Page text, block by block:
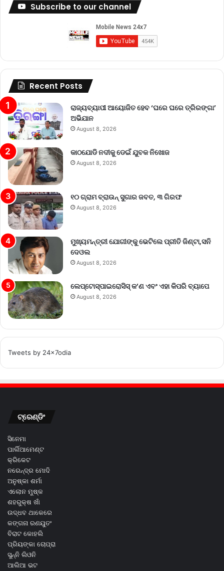
Subscribe to our channel
Recent Posts
ରାଜ୍ୟବ୍ୟାପୀ ଆୟୋଜିତ ହେବ ‘ଘରେ ଘରେ ତ୍ରିରଙ୍ଗା’
ଅଭିଯାନ
August 8, 2026
କାଠଯୋଡି ନଦୀକୁ ଡେଇଁ ଯୁବକ ନିଖୋଜ
August 8, 2026
୧୦ ଗ୍ରାମ ବ୍ରାଉନ୍ ସୁଗାର ଜବତ, ୩ ଗିରଫ
August 8, 2026
ମୁଖ୍ୟମନ୍ତ୍ରୀ ଯୋଗୀଙ୍କୁ ଭେଟିଲେ ପ୍ରୀତି ଜିଣ୍ଟା,ସନି
ଦେଓଲ
August 8, 2026
ଲେପ୍ଟୋସ୍ପାଇରୋସିସ୍ କ’ଣ ଏବଂ ଏହା କିପରି ବ୍ୟାପେ
August 8, 2026
Tweets by 24x7odia
ଟ୍ରେଣ୍ଡିଂ
ସିନେମା
ପାର୍ଲିଆମେଣ୍ଟ
କ୍ରିକେଟ
ନରେନ୍ଦ୍ର ମୋଦି
ଅନୁଷ୍କା ଶର୍ମା
ଏଲୋନ ମୁଷ୍କ
ଶହରୁକ୍ଷ ଖାଁ
ଉଦ୍ଧବ ଥାକେରେ
କଙ୍ଗନା ରଣୟୁତଂ
ବିରାଟ କୋହଲି
ପ୍ରିୟଙ୍କା ଚୋପ୍ରା
ସୁନ୍ନି ଲିଓନି
ଆଲିଆ ଭଟ